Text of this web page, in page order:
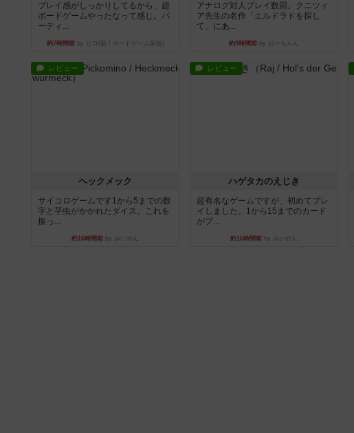
プレイ感がしっかりしてるから、超
ボードゲームやったなって感じ。パ
ーティ...
約7時間前by ヒロ(新！ボードゲーム家族)
アナログ対人プレイ数回。クニツィ
ア先生の名作「エルドラドを探し
て」にあ...
約9時間前 by おーちゃん
レビュー
ヘックメック
サイコロゲームです1から5までの数
字と芋虫がかかれたダイス。これを
振っ...
約16時間前 by みいやん
レビュー
ハゲタカのえじき
超有名なゲームですが、初めてプレ
イしました。1から15までのカード
がプ...
約16時間前 by みいやん